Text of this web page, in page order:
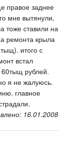
правое заднее
мне вытянули,
тоже ставили на
ремонта крыла
итого с
встал
рублей.
я не жалуюсь.
главное
16.01.2008